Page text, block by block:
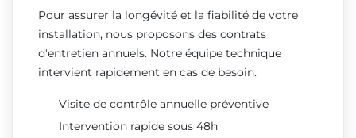
Pour assurer la longévité et la fiabilité de votre
installation, nous proposons des contrats
d'entretien annuels. Notre équipe technique
intervient rapidement en cas de besoin.
Visite de contrôle annuelle préventive
Intervention rapide sous 48h